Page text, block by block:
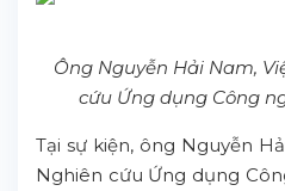
Ông Nguyễn Hải Nam,
cứu Ứng dụng Công
Tại sự kiện, ông Nguyễn
Nghiên cứu Ứng dụng